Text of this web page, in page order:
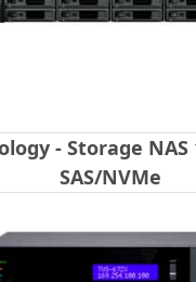
- Storage
SAS/NVMe